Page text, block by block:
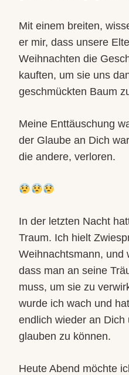
Mit einem breiten,
er mir, dass unsere
Weihnachten die
kauften, um sie uns
geschmückten Baum
Meine Enttäuschung
der Glaube an Dich
die andere, verloren.
In der letzten Nacht
Traum. Ich hielt
Weihnachtsmann, und
dass man an seine
muss, um sie zu
wurde ich wach und
endlich wieder an Dich
glauben zu können.
Heute Abend möchte